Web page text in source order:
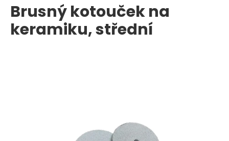
Brusný kotouček na
keramiku, střední